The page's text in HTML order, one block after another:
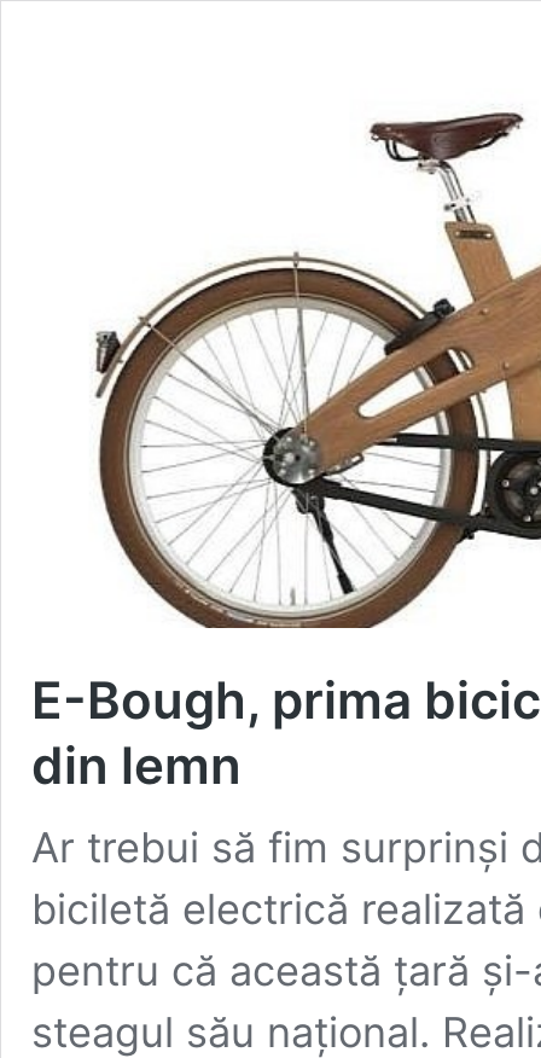
E-Bough, prima
din lemn
Ar trebui să fim surprinși
biciletă electrică
pentru că această țară
steagul său național.